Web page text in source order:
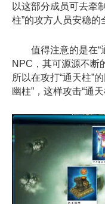
以这部分成员可去牵
柱”的攻方人员安稳的
值得注意的是在“通
NPC，其可源源不断
所以在攻打“通天柱”
幽柱”，这样攻击“通